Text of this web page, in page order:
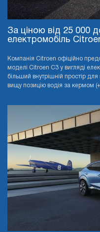
За ціною від 25 000
електромобіль
Компанія Citroen офіційно
моделі Citroen C3 у вигляді
більший внутрішній простір
вищу позицію водія за кермом